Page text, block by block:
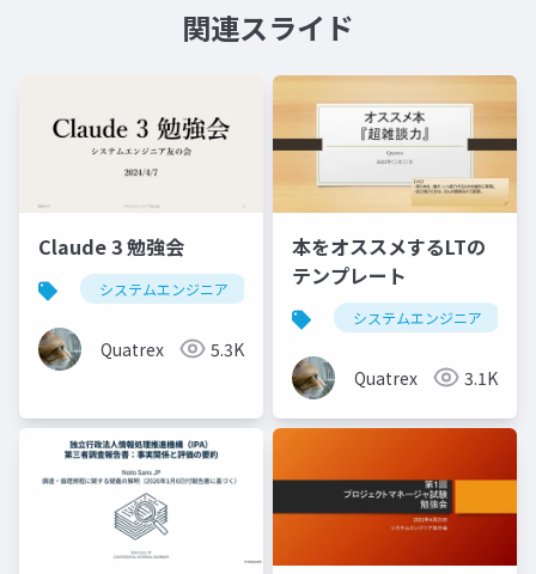
関連スライド
Claude 3 勉強会
システムエンジニア 生成ai claude
Quatrex 5.3K
本をオススメするLTの
テンプレート
システムエンジニア
Quatrex 3.1K